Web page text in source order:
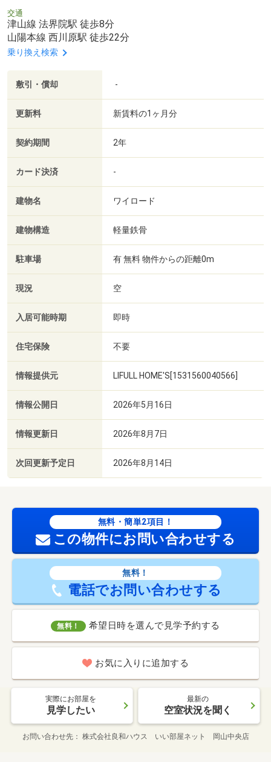
交通
津山線 法界院駅 徒歩8分
山陽本線 西川原駅 徒歩22分
乗り換え検索
敷引・償却 -
更新料 新賃料の1ヶ月分
契約期間 2年
カード決済 -
建物名 ワイロード
建物構造 軽量鉄骨
駐車場 有 無料 物件からの距離0m
現況 空
入居可能時期 即時
住宅保険 不要
情報提供元 LIFULL HOME'S[1531560040566]
情報公開日 2026年5月16日
情報更新日 2026年8月7日
次回更新予定日 2026年8月14日
無料・簡単2項目！
この物件にお問い合わせする
無料！
電話でお問い合わせする
無料！ 希望日時を選んで見学予約する
お気に入りに追加する
実際にお部屋を
見学したい
最新の
空室状況を聞く
お問い合わせ先 株式会社良和ハウス いい部屋ネット 岡山中央店